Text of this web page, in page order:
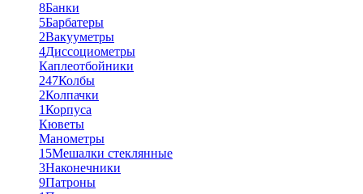
8Банки
5Барбатеры
2Вакууметры
4Диссоциометры
Каплеотбойники
247Колбы
2Колпачки
1Корпуса
Кюветы
Манометры
15Мешалки стеклянные
3Наконечники
9Патроны